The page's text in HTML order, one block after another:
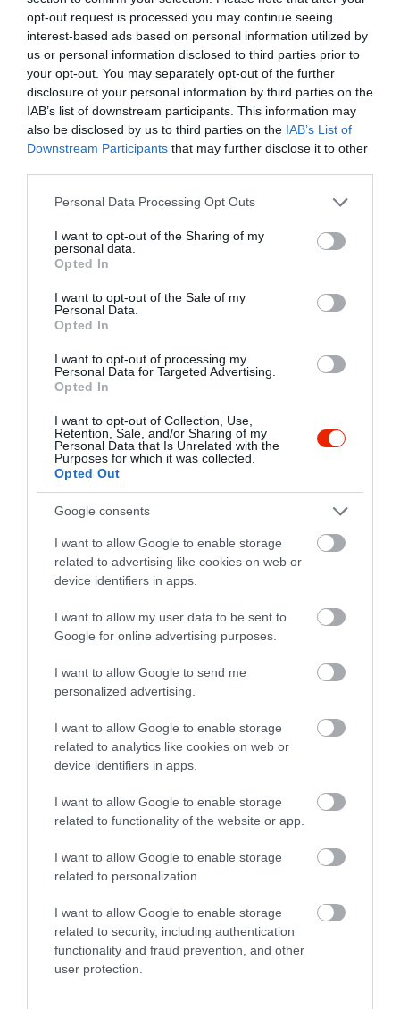
opt-out request is processed you may continue seeing
interest-based ads based on personal information utilized by
us or personal information disclosed to third parties prior to
your opt-out. You may separately opt-out of the further
disclosure of your personal information by third parties on the
IAB’s list of downstream participants. This information may
also be disclosed by us to third parties on the IAB’s List of
Downstream Participants that may further disclose it to other
Please note that this website/app uses one or more Google
not limited to your visit or usage behaviour. You may click to
grant or deny consent to Google and its third-party tags to
use your data for below specified purposes in below Google
consent section.
Personal Data Processing Opt Outs
I want to opt-out of the Sharing of my
personal data.
Opted In
I want to opt-out of the Sale of my
Personal Data.
Opted In
I want to opt-out of processing my
Personal Data for Targeted Advertising.
Opted In
I want to opt-out of Collection, Use,
Retention, Sale, and/or Sharing of my
Personal Data that Is Unrelated with the
Purposes for which it was collected.
Opted Out
Google consents
I want to allow Google to enable storage
related to advertising like cookies on web or
device identifiers in apps.
I want to allow my user data to be sent to
Google for online advertising purposes.
I want to allow Google to send me
personalized advertising.
I want to allow Google to enable storage
related to analytics like cookies on web or
device identifiers in apps.
I want to allow Google to enable storage
related to functionality of the website or app.
I want to allow Google to enable storage
related to personalization.
I want to allow Google to enable storage
related to security, including authentication
functionality and fraud prevention, and other
user protection.
velem, van mit mesélnem!
Papp Zsoltinak hívnak, 2019. március
15-én megnyitottuk a Papok Borozója
kapuját Ernával. Sok-sok tervezés és
megannyi előkészület kellett ahhoz,
hogy ma büszkén mondhassam: Újra
nyitottunk!
A Papp család generációk óta
még kocsmáros is. Nem sok hiányzott,
nagyszüleim álma, hogy egy kis panziót
szólt, és a tervek néhány évtizedre
Balaton-felvidék egyik gyöngyszemére,
a dimbes-dombos Kisgella vidékére. A
különleges borospincét rejtett. A hely
alkalmasnak bizonyult a tervek
megvalósításához, így az építkezést
néhány Papp, no meg egy borozó, így
született a Papok Borozója.
Nagyszerű látni, ahogy az egész család
hozzátett valami igazán egyedit a Papok
mint a mesében - a legkisebb fiú indult
útjára szerencsét próbálni. Ez lennék
Ha pedig már a hagyományoknál
tartottam, nem volt kérdés, hogy milyen
szeretném minden nap az asztalon látni.
Ez persze nem jelenti azt, hogy
figyelmen kívül hagynánk a modern
de a lényeget tekintve nem lehet
kompromisszumot kötni. Az ételeink
alapanyagokból a saját kemencénkben
készülnek.
szeretettel!
Probléma jelentése Te vagy a tulajdonos?
Értékelések Értékeld Te is
3.5
Összesen 2
5 1
4 0
3
2 1
1 0
Neher Anita
2020. Augusztus 12.
A gyermekeknek epitett
jatszoter jo, de ennel tobbet
szemelyzet tulletszamozott es
ennek ellenere meglehetosen
rugalmatlan. Az etelek atlagon
aluli gasztronomiai elmenyt
Jelentés